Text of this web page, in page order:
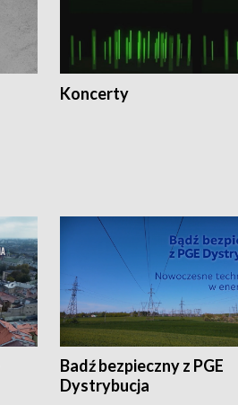
Koncerty
Badź bezpieczny z PGE
Dystrybucja